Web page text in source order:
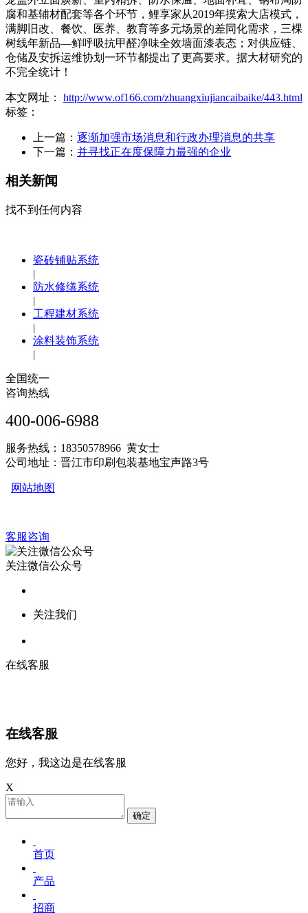
腐和基辅材配套等各个环节，鲤享家从2019年摸索大店模式，
满脚旧改、餐饮、医养、教育等多元场景的差同化需求，三棵
树线年新品—鲜呼吸抗甲醛净味全效墙面漆表态；对供应链、
仓储及安拆运维协划一环节都提出了更高要求。据大材研究的
不完全统计！
本文网址： http://www.of166.com/zhuangxiujiancaibaike/443.html
标签：
上一篇： 逐渐加强市场消息和行政办理消息的共享
下一篇： 并寻找正在度保障力最强的企业
相关新闻
找不到任何内容
瓷砖铺贴系统
|
防水修缮系统
|
工程建材系统
|
涂料装饰系统
|
全国统一
咨询热线
400-006-6988
服务热线：18350578966 黄女士
公司地址：晋江市印刷包装基地宝声路3号
网站地图
客服咨询
关注微信公众号
关注我们
在线客服
在线客服
您好，我这边是在线客服
X
确定
首页
产品
招商